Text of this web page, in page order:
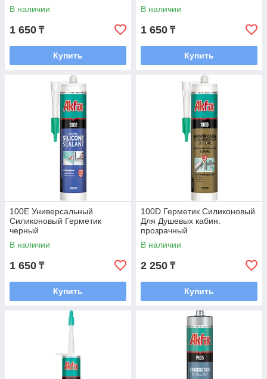
В наличии
1 650 ₸
Купить
В наличии
1 650 ₸
Купить
100E Универсальный
Силиконовый Герметик
черный
В наличии
1 650 ₸
Купить
100D Герметик Силиконовый
Для Душевых кабин.
прозрачный
В наличии
2 250 ₸
Купить